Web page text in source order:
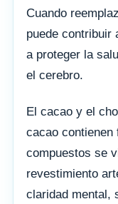
Cuando
puede contribuir
a proteger la
el cerebro.
El cacao y el
cacao contienen
compuestos se
revestimiento
claridad mental,